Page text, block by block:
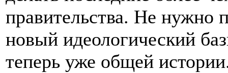
правительства. Не нужно
новый идеологический
теперь уже общей